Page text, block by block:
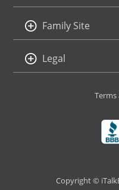
Family Site
Legal
Copyright ©